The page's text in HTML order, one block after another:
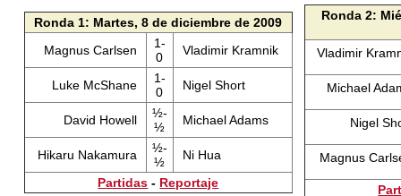
Ronda 1: Martes, 8 de diciembre de 2009
Magnus Carlsen
1-
0
Vladimir Kramnik
Luke McShane
1-
0
Nigel Short
David Howell
½-
½
Michael Adams
Hikaru Nakamura
½-
½
Ni Hua
Partidas - Reportaje
Ronda 2:
Vladimir
Michael
Nigel
Magnus